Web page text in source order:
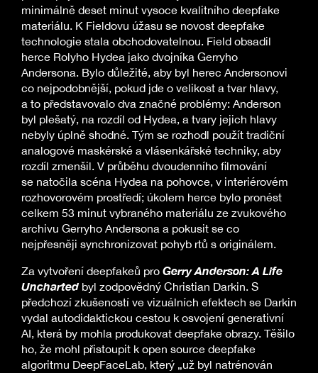
minimálně deset minut vysoce kvalitního deepfake
materiálu. K Fieldovu úžasu se novost deepfake
technologie stala obchodovatelnou. Field obsadil
herce Rolyho Hydea jako dvojníka Gerryho
Andersona. Bylo důležité, aby byl herec Andersonovi
co nejpodobnější, pokud jde o velikost a tvar hlavy,
a to představovalo dva značné problémy: Anderson
byl plešatý, na rozdíl od Hydea, a tvary jejich hlavy
nebyly úplně shodné. Tým se rozhodl použít tradiční
analogové maskérské a vlásenkářské techniky, aby
rozdíl zmenšil. V průběhu dvoudenního filmování
se natočila scéna Hydea na pohovce, v interiérovém
rozhovorovém prostředí; úkolem herce bylo pronést
celkem 53 minut vybraného materiálu ze zvukového
archivu Gerryho Andersona a pokusit se co
nejpřesněji synchronizovat pohyb rtů s originálem.
Za vytvoření deepfakeů pro Gerry Anderson: A Life
Uncharted byl zodpovědný Christian Darkin. S
předchozí zkušeností ve vizuálních efektech se Darkin
vydal autodidaktickou cestou k osvojení generativní
AI, která by mohla produkovat deepfake obrazy. Těšilo
ho, že mohl přistoupit k open source deepfake
algoritmu DeepFaceLab, který „už byl natrénován